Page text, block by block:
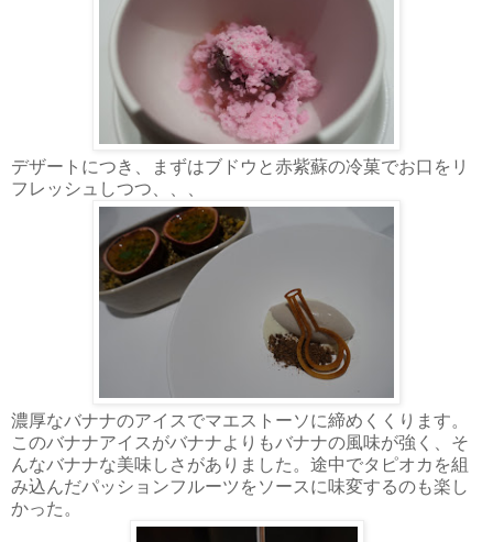
デザートにつき、まずはブドウと赤紫蘇の冷菓でお口をリ
フレッシュしつつ、、、
濃厚なバナナのアイスでマエストーソに締めくくります。
このバナナアイスがバナナよりもバナナの風味が強く、そ
んなバナナな美味しさがありました。途中でタピオカを組
み込んだパッションフルーツをソースに味変するのも楽し
かった。